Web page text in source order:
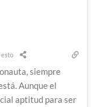
esto
siempre
Aunque el
aptitud para ser